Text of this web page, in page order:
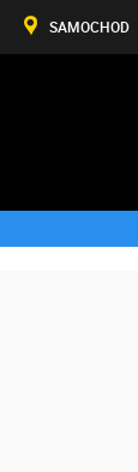
SAMOCHOD